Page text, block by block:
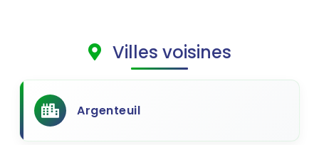
Villes voisines
Argenteuil